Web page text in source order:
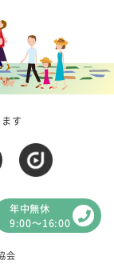
す
年中無休
9:00～16:00
会